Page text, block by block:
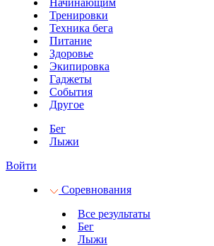
Начинающим
Тренировки
Техника бега
Питание
Здоровье
Экипировка
Гаджеты
События
Другое
Бег
Лыжи
Войти
Соревнования
Все результаты
Бег
Лыжи